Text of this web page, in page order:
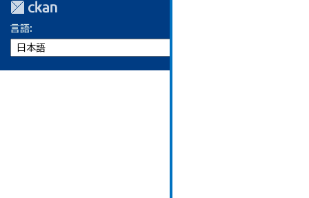
言語